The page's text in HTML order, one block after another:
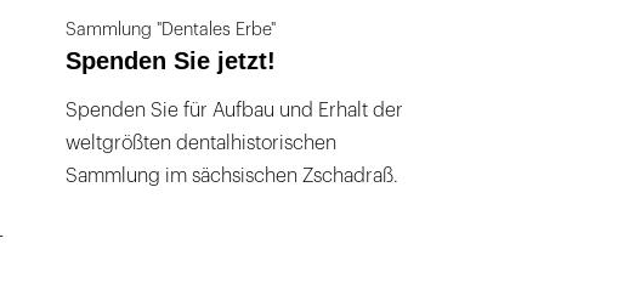
Sammlung "Dentales Erbe"
Spenden Sie jetzt!
Spenden Sie für Aufbau und Erhalt der
weltgrößten dentalhistorischen
Sammlung im sächsischen Zschadraß.